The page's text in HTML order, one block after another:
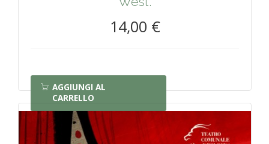
14,00 €
AGGIUNGI AL
CARRELLO